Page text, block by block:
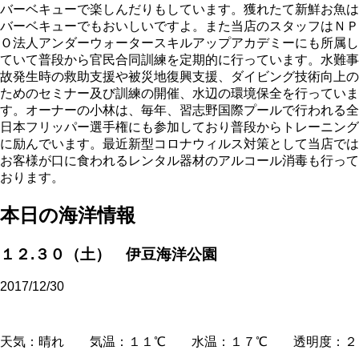
バーベキューで楽しんだりもしています。獲れたて新鮮お魚は
バーベキューでもおいしいですよ。また当店のスタッフはＮＰ
Ｏ法人アンダーウォータースキルアップアカデミーにも所属し
ていて普段から官民合同訓練を定期的に行っています。水難事
故発生時の救助支援や被災地復興支援、ダイビング技術向上の
ためのセミナー及び訓練の開催、水辺の環境保全を行っていま
す。オーナーの小林は、毎年、習志野国際プールで行われる全
日本フリッパー選手権にも参加しており普段からトレーニング
に励んでいます。最近新型コロナウィルス対策として当店では
お客様が口に食われるレンタル器材のアルコール消毒も行って
おります。
本日の海洋情報
１２.３０（土） 伊豆海洋公園
2017/12/30
天気：晴れ 気温：１１℃ 水温：１７℃ 透明度：２